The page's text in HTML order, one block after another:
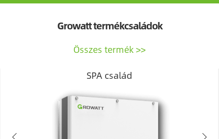
Growatt termékcsaládok
Összes termék
SPA család